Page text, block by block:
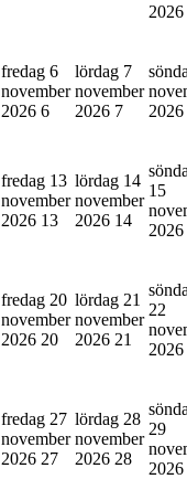
2026
fredag 6
november
2026 6
lördag 7
november
2026 7
2026
fredag 13
november
2026 13
lördag 14
november
2026 14
15
2026
fredag 20
november
2026 20
lördag 21
november
2026 21
22
2026
fredag 27
november
2026 27
lördag 28
november
2026 28
29
2026